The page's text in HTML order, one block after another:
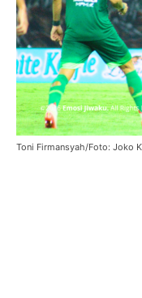
Toni Firmansyah/Foto: Joko